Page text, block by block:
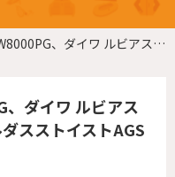
スFC LT2500S-XH、エメラルダスストイストAGS 84M 60th
ダイワ ルビアス
スストイストAGS